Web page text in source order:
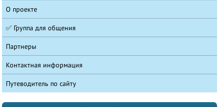
О проекте
✅ Группа для общения
Партнеры
Контактная информация
Путеводитель по сайту